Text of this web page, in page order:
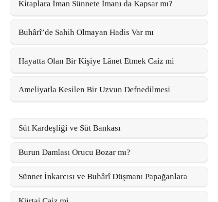
Kitaplara İman Sünnete İmanı da Kapsar mı?
Buhârî’de Sahih Olmayan Hadis Var mı
Hayatta Olan Bir Kişiye Lânet Etmek Caiz mi
Ameliyatla Kesilen Bir Uzvun Defnedilmesi
Süt Kardeşliği ve Süt Bankası
Burun Damlası Orucu Bozar mı?
Sünnet İnkarcısı ve Buhârî Düşmanı Papağanlara